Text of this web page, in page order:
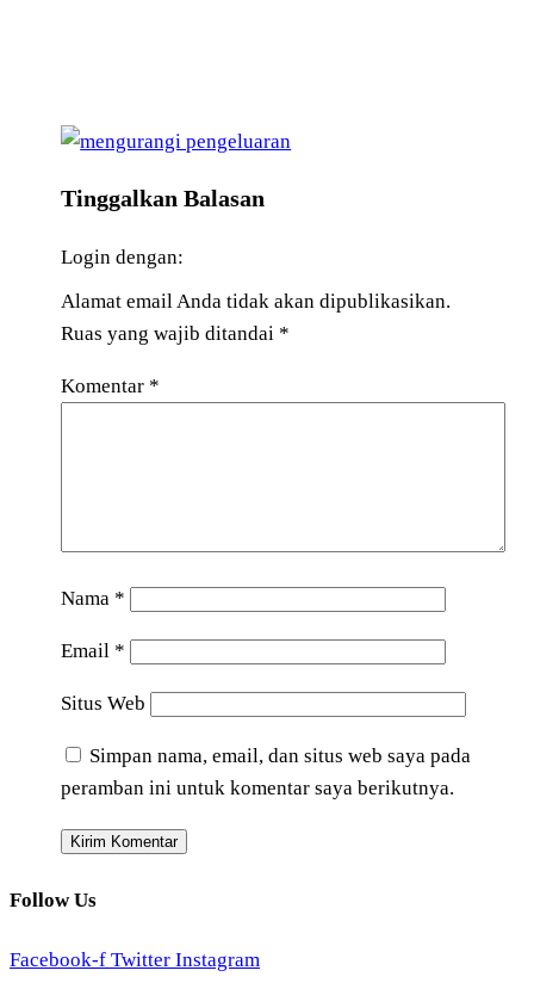
Tinggalkan Balasan
Login dengan:
Alamat email Anda tidak akan dipublikasikan.
Ruas yang wajib ditandai *
Komentar *
Nama *
Email *
Situs Web
Simpan nama, email, dan situs web saya pada
peramban ini untuk komentar saya berikutnya.
Follow Us
Facebook-f Twitter Instagram